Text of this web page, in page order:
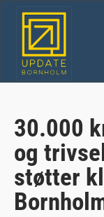
30.000
og
støtter